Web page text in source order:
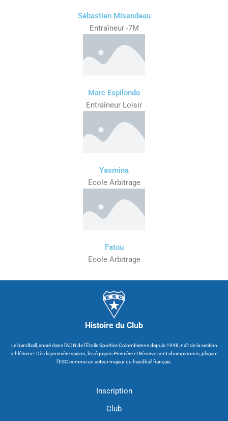
Sébastien Misandeau
Entraîneur -7M
Marc Espilondo
Entraîneur Loisir
Yasmina
Ecole Arbitrage
Fatou
Ecole Arbitrage
Histoire du Club
Le handball, ancré dans l’ADN de l’Étoile Sportive Colombienne depuis 1948, naît de la section
athlétisme. Dès la première saison, les équipes Première et Réserve sont championnes, plaçant
l’ESC comme un acteur majeur du handball français.
Inscription
Club